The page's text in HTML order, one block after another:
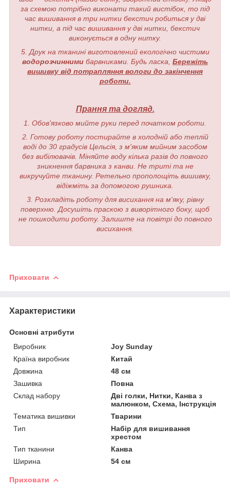
за схемою потрібно виконати такий вистібок, то під
час вишивання в три нитки бекстич робиться у дві
нитки, а під час вишивання у дві нитки, бекстич
виконується в одну нитку.
5. Друк на тканині виготовлений екологічно чистими
водорозчинними барвниками. Будь ласка, Бережіть
вишивку від потрапляння вологи до закінчення
роботи.
Прання та догляд.
1. Обов'язково мийте руки перед початком роботи.
2. Готову роботу постирайте в холодній або теплій
воді до 30 градусів Цельсія, з м'яким мийним засобом
без вибілювачів. Міняйте воду кілька разів до повного
зникнення барвника з канви. Не триті та не
викручуйте тканину. Ретельно прополощіть вишивку,
відіжміть за допомогою рушника.
3. Розкладіть роботу для висихання на м'яку, рівну
поверхню. Досушіть праскою з виворітного боку, щоб
не пошкодити роботу. Залиште на повітрі до повного
висихання.
Приховати
Характеристики
Основні атрибути
Виробник
Joy Sunday
Країна виробник
Китай
Довжина
48 см
Зашивка
Повна
Склад набору
Дві голки, Нитки, Канва з
малюнком, Схема, Інструкція
Тематика вишивки
Тварини
Тип
Набір для вишивання
хрестом
Тип тканини
Канва
Ширина
54 см
Приховати